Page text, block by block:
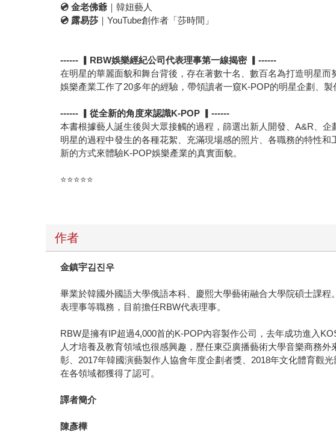
💿 金老佛爺 ｜韓妞藝人
💿 露易莎 ｜YouTube創作者「莎時間」
------ RBW娛樂經紀公司代表理事第一線揭密 ▎------
在明星的華麗面貌和舞台背後，存在著數十名、數百名為打造明星
娛樂產業工作了20多年的經驗，帶領讀者一窺K-POP的明星企劃、製
------ ▎從全新的角度來認識K-POP ▎------
本書根據藝人誕生後與大眾接觸的過程，篩選出新人開發、A&R、
明星的過程中發生的各種花絮、充滿現場感的照片、各職務的特性
新的方式來體驗K-POP娛樂產業的真實面貌。
⭐⭐⭐⭐⭐
作者
金鎮宇김진우
畢業於韓國外國語大學俄語本科、慶熙大學藝術融合大學院碩士課
表理事等職務，目前擔任RBW代表理事。
RBW是擁有IP超過4,000首的K-POP內容製作公司，去年成功進入
人才培養及教育領域也很感興趣，歷任東亞廣播藝術大學音樂商務
彰、2017年韓國演藝製作人協會年度企劃者獎、2018年文化體育觀
在各領域都獲得了認可。
譯者簡介
陳彥樺